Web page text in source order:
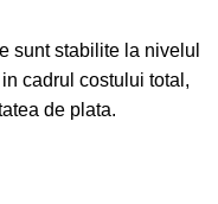
sunt stabilite la nivelul
cadrul costului total,
de plata.